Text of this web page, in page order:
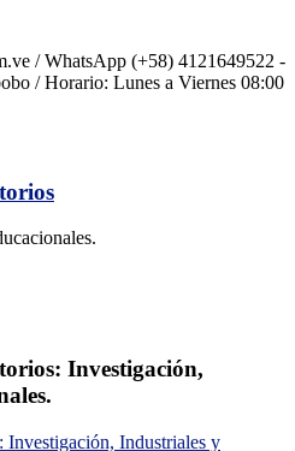
/ WhatsApp (+58) 4121649522 -
/ Horario: Lunes a Viernes 08:00
Investigación,